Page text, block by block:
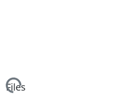
Files